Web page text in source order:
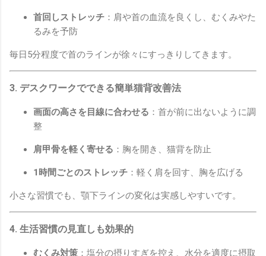
首回しストレッチ ：肩や首の血流を良くし、むくみやた
るみを予防
毎日5分程度で首のラインが徐々にすっきりしてきます。
3. デスクワークでできる簡単猫背改善法
画面の高さを目線に合わせる ：首が前に出ないように調
整
肩甲骨を軽く寄せる ：胸を開き、猫背を防止
1時間ごとのストレッチ ：軽く肩を回す、胸を広げる
小さな習慣でも、顎下ラインの変化は実感しやすいです。
4. 生活習慣の見直しも効果的
むくみ対策 ：塩分の摂りすぎを控え、水分を適度に摂取